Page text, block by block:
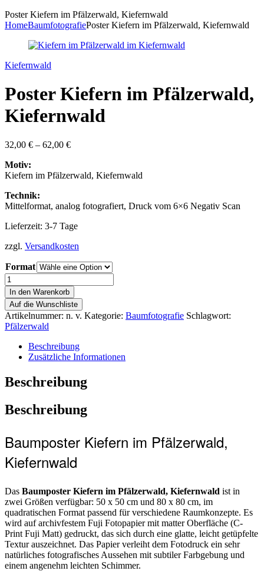
Poster Kiefern im Pfälzerwald, Kiefernwald
HomeBaumfotografiePoster Kiefern im Pfälzerwald, Kiefernwald
Kiefernwald
Poster Kiefern im Pfälzerwald,
Kiefernwald
32,00 € – 62,00 €
Motiv:
Kiefern im Pfälzerwald, Kiefernwald
Technik:
Mittelformat, analog fotografiert, Druck vom 6×6 Negativ Scan
Lieferzeit: 3-7 Tage
zzgl. Versandkosten
Format
In den Warenkorb
Auf die Wunschliste
Artikelnummer: n. v. Kategorie: Baumfotografie Schlagwort:
Pfälzerwald
Beschreibung
Zusätzliche Informationen
Beschreibung
Beschreibung
Baumposter Kiefern im Pfälzerwald,
Kiefernwald
Das Baumposter Kiefern im Pfälzerwald, Kiefernwald ist in
zwei Größen verfügbar: 50 x 50 cm und 80 x 80 cm, im
quadratischen Format passend für verschiedene Raumkonzepte. Es
wird auf archivfestem Fuji Fotopapier mit matter Oberfläche (C-
Print Fuji Matt) gedruckt, das sich durch eine glatte, leicht getüpfelte
Textur auszeichnet. Das Papier verleiht dem Fotodruck ein sehr
natürliches fotografisches Aussehen mit subtiler Farbgebung und
einem angenehm leichten Schimmer.